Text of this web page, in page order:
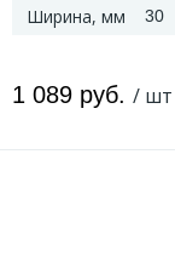
Ширина, мм 30
1 089 руб. / шт